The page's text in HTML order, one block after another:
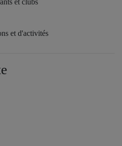
cette maison de Tarzana
de golf en toile de fond.
et d'activités